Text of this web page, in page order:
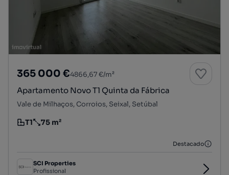
365 000 €4866,67 €/m²
Apartamento Novo T1 Quinta da Fábrica
Vale de Milhaços, Corroios, Seixal, Setúbal
Tipologia
T1
Preço por metro quadrado
75 m²
Destacado
SCI Properties
Profissional